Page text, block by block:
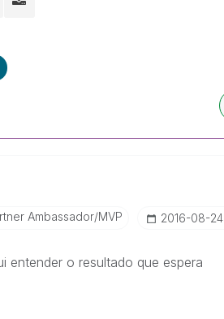
Ambassador/MVP ‎2016-08-24
entender o resultado que espera